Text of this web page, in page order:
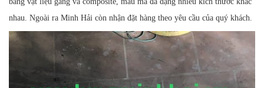
nhau. Ngoài ra Minh Hải còn nhận đặt hàng theo yêu cầu của quý khách.